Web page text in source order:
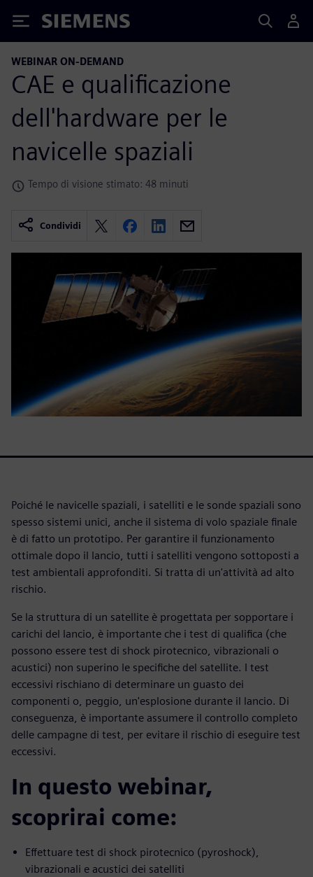
Siemens
WEBINAR ON-DEMAND
CAE e qualificazione
dell'hardware per le
navicelle spaziali
Tempo di visione stimato: 48 minuti
Condividi
Poiché le navicelle spaziali, i satelliti e le sonde spaziali sono
spesso sistemi unici, anche il sistema di volo spaziale finale
è di fatto un prototipo. Per garantire il funzionamento
ottimale dopo il lancio, tutti i satelliti vengono sottoposti a
test ambientali approfonditi. Si tratta di un'attività ad alto
rischio.
Se la struttura di un satellite è progettata per sopportare i
carichi del lancio, è importante che i test di qualifica (che
possono essere test di shock pirotecnico, vibrazionali o
acustici) non superino le specifiche del satellite. I test
eccessivi rischiano di determinare un guasto dei
componenti o, peggio, un'esplosione durante il lancio. Di
conseguenza, è importante assumere il controllo completo
delle campagne di test, per evitare il rischio di eseguire test
eccessivi.
In questo webinar,
scoprirai come:
Effettuare test di shock pirotecnico (pyroshock),
vibrazionali e acustici dei satelliti